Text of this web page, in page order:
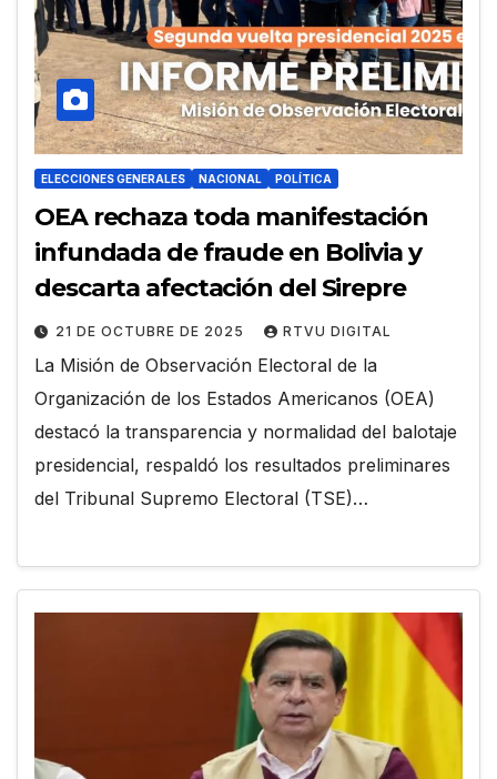
ELECCIONES GENERALES NACIONAL POLÍTICA
OEA rechaza toda manifestación
infundada de fraude en Bolivia y
descarta afectación del Sirepre
21 DE OCTUBRE DE 2025 RTVU DIGITAL
La Misión de Observación Electoral de la
Organización de los Estados Americanos (OEA)
destacó la transparencia y normalidad del balotaje
presidencial, respaldó los resultados preliminares
del Tribunal Supremo Electoral (TSE)…